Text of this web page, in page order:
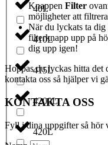
40L
410L
415L
4200L
420L
Knappen Filter
möjligheter att
När du lyckats ta dig
filterknapp upp på
dig upp igen!
Hoppas du lyckas hitta det
kontakta oss så hjälper vi
KONTAKTA OSS
Fyll i dina uppgifter så hör